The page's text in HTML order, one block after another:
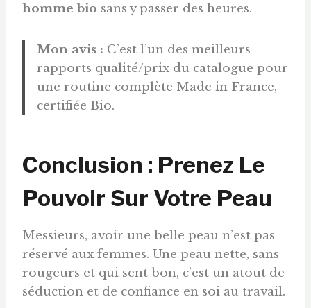
homme bio sans y passer des heures.
Mon avis : C’est l’un des meilleurs
rapports qualité/prix du catalogue pour
une routine complète Made in France,
certifiée Bio.
Conclusion : Prenez Le
Pouvoir Sur Votre Peau
Messieurs, avoir une belle peau n’est pas
réservé aux femmes. Une peau nette, sans
rougeurs et qui sent bon, c’est un atout de
séduction et de confiance en soi au travail.